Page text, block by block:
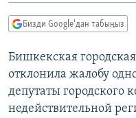
ЭКСПЕРТТЕР ТАЛДАЙТ
БИЗ ЖАНА ДҮЙНӨ
ЭЖЕ-СИҢДИЛЕР
ӨЗГӨЧӨ ПИКИР
Русский
ОНЛАЙН ШЕРИНЕ
Бизди Google'дан табыңыз
Бишкекская
отклонила жалобу
депутаты городского
недействительной